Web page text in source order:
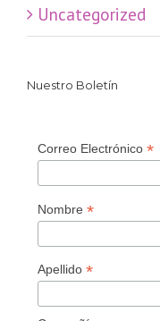
Uncategorized
Nuestro Boletín
Correo Electrónico *
Nombre *
Apellido *